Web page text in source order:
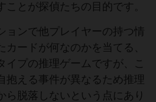
ことが探偵たちの目的です。
ョンで他プレイヤーの持つ情
ードが何なのかを当てる、
イプの推理ゲームですが、こ
抱える事件が異なるため推理
ら脱落しないという点にあり